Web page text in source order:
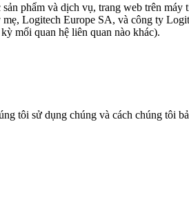
phẩm và dịch vụ, trang web trên
Logitech Europe SA, và công ty
mối quan hệ liên quan nào khác).
tôi sử dụng chúng và cách chúng tôi